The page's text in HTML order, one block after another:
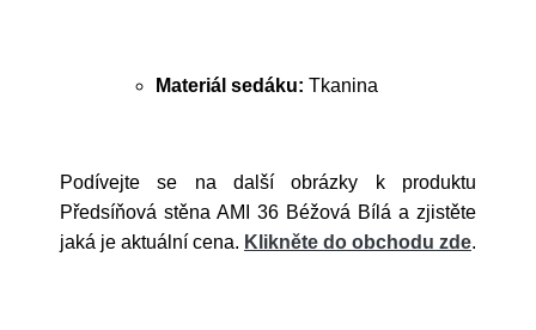
Materiál sedáku: Tkanina
Podívejte se na další obrázky k produktu
Předsíňová stěna AMI 36 Béžová Bílá a zjistěte
jaká je aktuální cena. Klikněte do obchodu zde.